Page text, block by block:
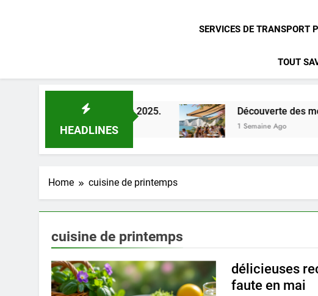
SERVICES DE TRANSPORT
TOUT
HEADLINES
à Orléans en 2025. Découverte des meilleurs
1 Semaine Ago
Home cuisine de printemps
cuisine de printemps
délicieuses
faute en mai